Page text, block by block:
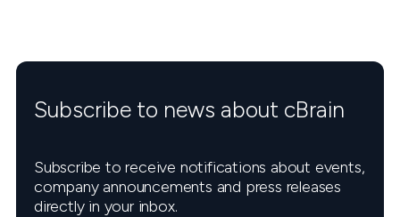
Subscribe to news about cBrain
Subscribe to receive notifications about events,
company announcements and press releases
directly in your inbox.